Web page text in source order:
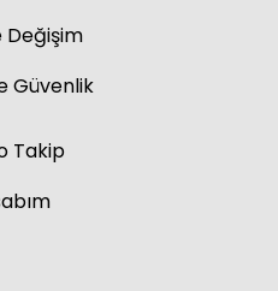
Değişim
Güvenlik
Takip